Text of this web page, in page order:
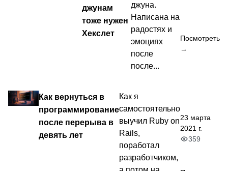
джунам
тоже нужен
Хекслет
джуна.
Написана на
радостях и
эмоциях
после
после...
Посмотреть
→
Как вернуться в
программирование
после перерыва в
девять лет
Как я
самостоятельно
выучил Ruby on
Rails,
поработал
разработчиком,
23 марта
2021 г.
359